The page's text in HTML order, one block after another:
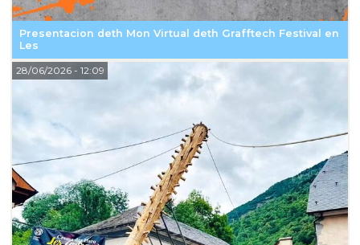
Presentacion deth Mon Virtual deth Grafftech Festival en
Les
28/06/2026- 12:09